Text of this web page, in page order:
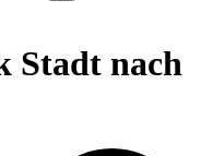
Stadt nach